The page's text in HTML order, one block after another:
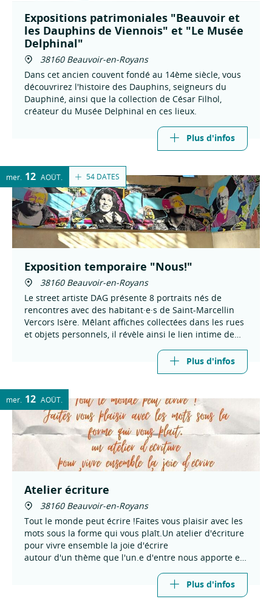
Expositions patrimoniales "Beauvoir et
les Dauphins de Viennois" et "Le Musée
Delphinal"
38160 Beauvoir-en-Royans
Dans cet ancien couvent fondé au 14ème siècle, vous
découvrirez l'histoire des Dauphins, seigneurs du
Dauphiné, ainsi que la collection de César Filhol,
créateur du Musée Delphinal en ces lieux.
Plus d'infos
54 DATES
mer. 12 AOÛT
Exposition temporaire "Nous!"
38160 Beauvoir-en-Royans
Le street artiste DAG présente 8 portraits nés de
rencontres avec des habitant·e·s de Saint-Marcellin
Vercors Isère. Mêlant affiches collectées dans les rues
et objets personnels, il révèle ainsi le lien intime de
Plus d'infos
mer. 12 AOÛT
Atelier écriture
38160 Beauvoir-en-Royans
Tout le monde peut écrire !Faites vous plaisir avec les
mots sous la forme qui vous plaît.Un atelier d'écriture
pour vivre ensemble la joie d'écrire
autour d'un thème que l'un.e d'entre nous apporte et
Plus d'infos